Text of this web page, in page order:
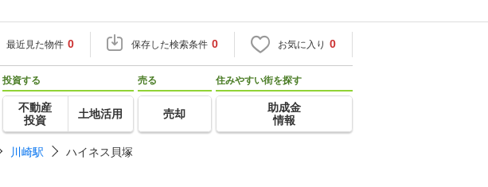
最近見た物件 0 保存した検索条件 0 お気に入り 0
投資する
不動産
投資
土地活用
売る
売却
住みやすい街を探す
助成金
情報
川崎駅 ハイネス貝塚